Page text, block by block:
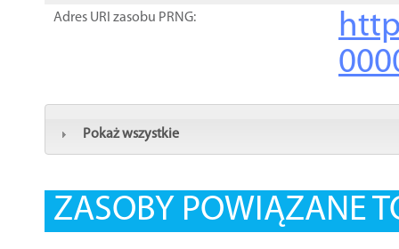
Adres URI zasobu PRNG:
Pokaż wszystkie
ZASOBY POWIĄZANE